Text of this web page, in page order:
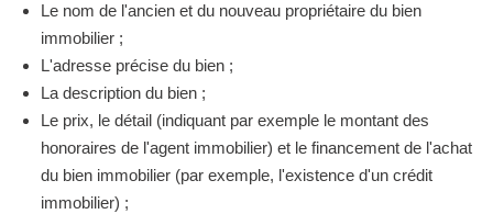
Le nom de l'ancien et du nouveau propriétaire du bien
immobilier ;
L'adresse précise du bien ;
La description du bien ;
Le prix, le détail (indiquant par exemple le montant des
honoraires de l'agent immobilier) et le financement de l'achat
du bien immobilier (par exemple, l'existence d'un crédit
immobilier) ;